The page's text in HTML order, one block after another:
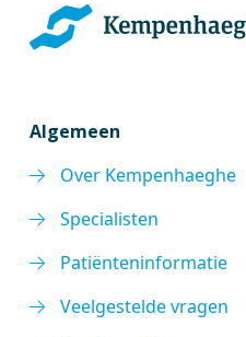
Algemeen
Over Kempenhaeghe
Specialisten
Patiënteninformatie
Veelgestelde vragen